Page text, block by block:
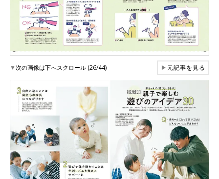
▼次の画像は下へスクロール (26/44) ▶元記事を見る